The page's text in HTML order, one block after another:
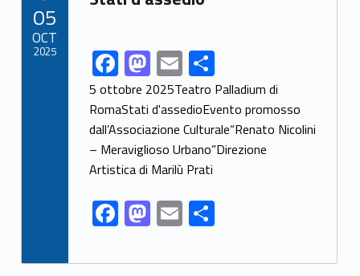
k
Link identifier share facebook archive #share-link-archive-44428F
ac
e
b
o
o
k
M
as
to
d
o
n
E
m
ai
l
S
h
ar
e
5 ottobre 2025Teatro Palladium di
RomaStati d'assedioEvento promosso
dall’Associazione Culturale“Renato Nicolini
– Meraviglioso Urbano”Direzione
Artistica di Marilù Prati
F
ac
e
M
as
to
E
m
ai
S
h
ar
05
OCT
2025